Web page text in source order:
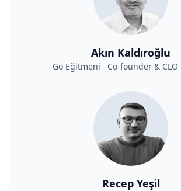
Akın Kaldıroğlu
Go Eğitmeni Co-founder & CLO
Recep Yeşil